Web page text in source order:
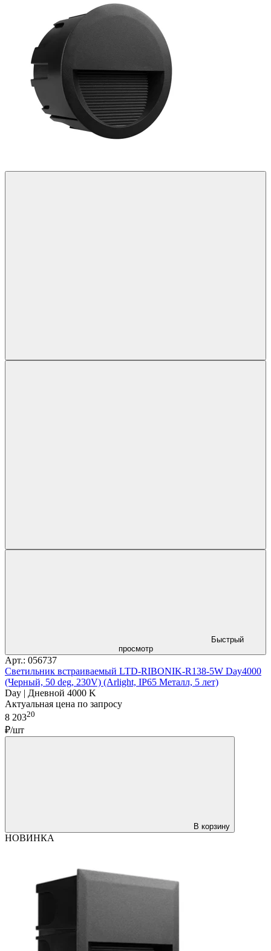
Быстрый
просмотр
Арт.: 056737
Светильник встраиваемый LTD-RIBONIK-R138-5W Day4000
(Черный, 50 deg, 230V) (Arlight, IP65 Металл, 5 лет)
Day | Дневной 4000 K
Актуальная цена по запросу
8 20320
₽/шт
В корзину
НОВИНКА